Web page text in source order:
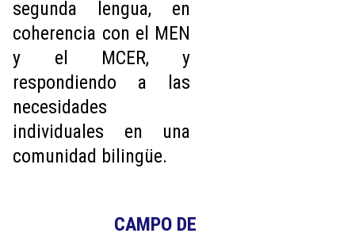
segunda lengua, en
coherencia con el MEN
y el MCER, y
respondiendo a las
necesidades
individuales en una
comunidad bilingüe.
CAMPO DE